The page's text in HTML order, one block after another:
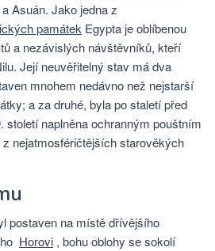
a Asuán. Jako jedna z
památek Egypta je oblíbenou
a nezávislých návštěvníků, kteří
Její neuvěřitelný stav má dva
mnohem nedávno než nejstarší
a za druhé, byla po staletí před
století naplněna ochranným pouštním
nejatmosféričtějších starověkých
postaven na místě dřívějšího
Horovi , bohu oblohy se sokolí